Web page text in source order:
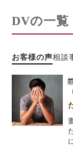
DVの一覧
お客様の声相談